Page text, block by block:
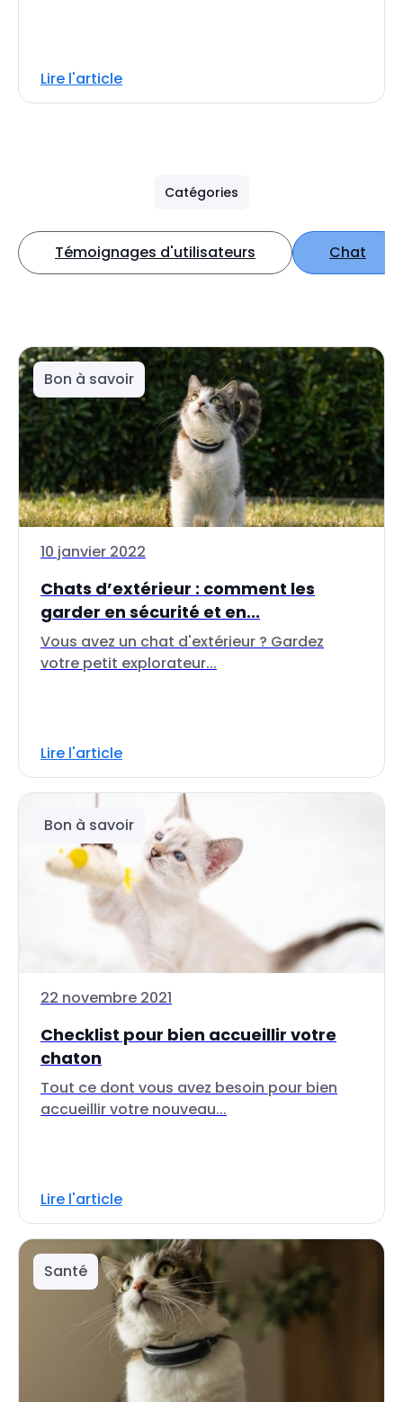
Lire l'article
Catégories
Témoignages d'utilisateurs Chat
Bon à savoir
10 janvier 2022
Chats d’extérieur : comment les
garder en sécurité et en...
Vous avez un chat d'extérieur ? Gardez
votre petit explorateur...
Lire l'article
Bon à savoir
22 novembre 2021
Checklist pour bien accueillir votre
chaton
Tout ce dont vous avez besoin pour bien
accueillir votre nouveau...
Lire l'article
Santé